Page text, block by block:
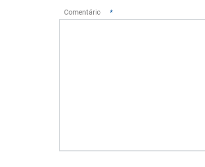
Comentário *